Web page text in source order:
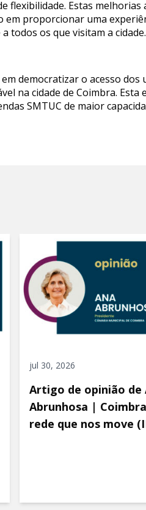
flexibilidade. Estas
proporcionar uma
todos os que visitam a cidade.
democratizar o acesso
na cidade de Coimbra.
SMTUC de maior
jul 30, 2026
Artigo de opinião de
Abrunhosa |
rede que nos move